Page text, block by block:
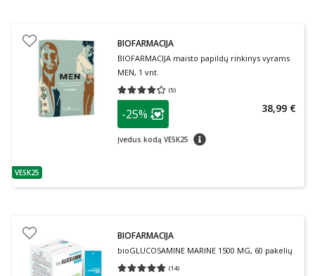
patarimas
VESK25
BIOFARMACIJA
BIOFARMACIJA maisto papildų rinkinys vyrams
MEN, 1 vnt.
(5)
Vidutinis įvertinimas 4.20
patarimas
Lojalumo klubo narių nuolaida
-25%
Įvedus kodą VESK25 patarimas
38,99 €
BIOFARMACIJA
bioGLUCOSAMINE MARINE 1500 MG, 60 pakelių
(14)
Vidutinis įvertinimas 4.71